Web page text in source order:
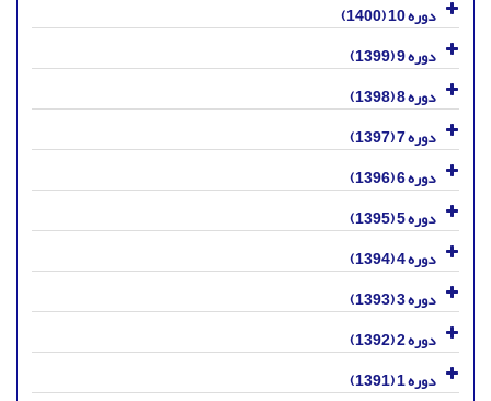
دوره 10 (1400)
دوره 9 (1399)
دوره 8 (1398)
دوره 7 (1397)
دوره 6 (1396)
دوره 5 (1395)
دوره 4 (1394)
دوره 3 (1393)
دوره 2 (1392)
دوره 1 (1391)